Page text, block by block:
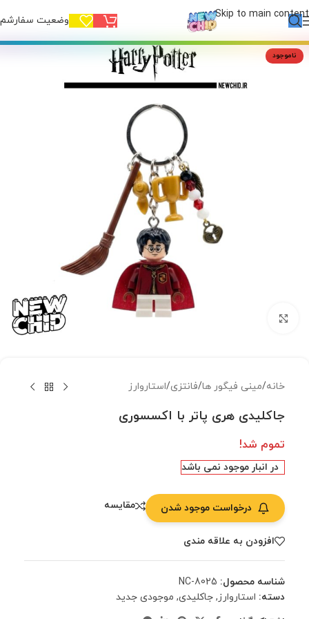
Skip to main content وضعیت
ناموجود
خانه/مینی فیگور ها/فانتزی/استاروارز
جاکلیدی هری پاتر با اکسسوری
تموم شد!
در انبار موجود نمی باشد
درخواست موجود شدن مقایسه
افزودن به علاقه مندی
شناسه محصول: NC-8025
دسته: استاروارز, جاکلیدی, موجودی جدید